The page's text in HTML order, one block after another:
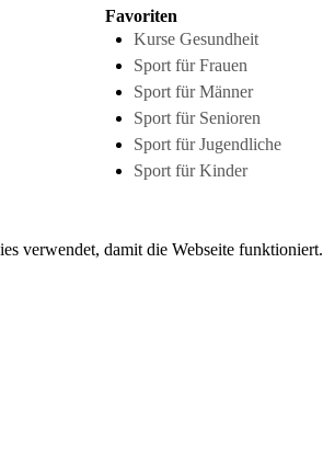
Favoriten
Kurse Gesundheit
Sport für Frauen
Sport für Männer
Sport für Senioren
Sport für Jugendliche
Sport für Kinder
verwendet, damit die Webseite funktioniert.